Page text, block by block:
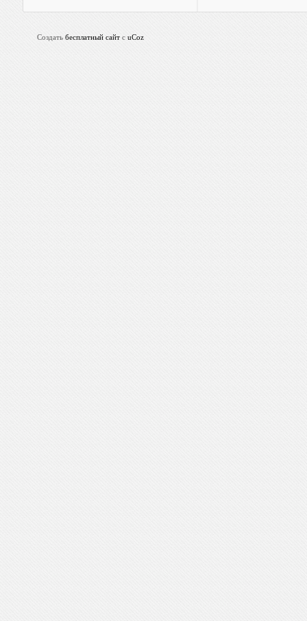
Создать бесплатный сайт с uCoz